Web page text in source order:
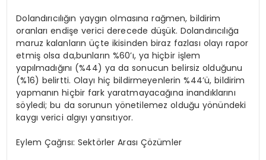
Dolandırıcılığın yaygın olmasına rağmen, bildirim
oranları endişe verici derecede düşük. Dolandırıcılığa
maruz kalanların üçte ikisinden biraz fazlası olayı rapor
etmiş olsada,bunların %60’ı, ya hiçbir işlem
yapılmadığını (%44) ya da sonucun belirsiz olduğunu
(%16) belirtti. Olayı hiç bildirmeyenlerin%44’ü, bildirim
yapmanın hiçbir fark yaratmayacağına inandıklarını
söyledi; bu da sorunun yönetilemez olduğu yönündeki
kaygı verici algıyı yansıtıyor.
Eylem Çağrısı: Sektörler Arası Çözümler